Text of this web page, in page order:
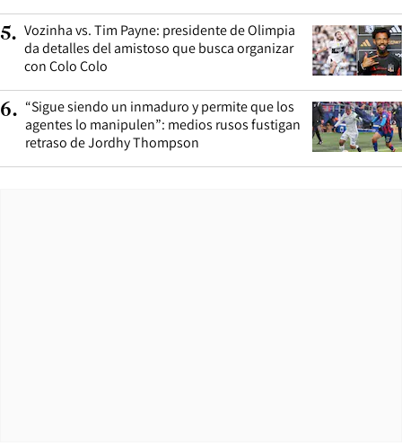
5. Vozinha vs. Tim Payne: presidente de Olimpia
da detalles del amistoso que busca organizar
con Colo Colo
6. “Sigue siendo un inmaduro y permite que los
agentes lo manipulen”: medios rusos fustigan
retraso de Jordhy Thompson